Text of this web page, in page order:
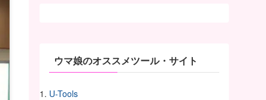
ウマ娘のオススメツール・サイト
U-Tools